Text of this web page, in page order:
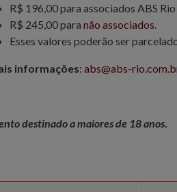
R$ 196,00 para associados ABS
R$ 245,00 para não associados
Esses valores poderão ser
informações: abs@abs-
destinado a maiores de 18 anos